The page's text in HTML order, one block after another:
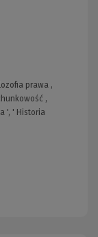
prawa ,
,
', ' Historia